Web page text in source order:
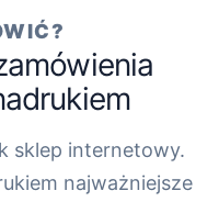
sklep internetowy.
najważniejsze